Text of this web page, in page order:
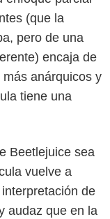
(que la
pero de una
encaja de
anárquicos y
tiene una
Beetlejuice sea
vuelve a
de
audaz que en la